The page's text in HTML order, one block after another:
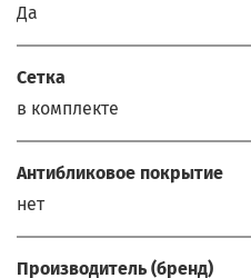
Да
Сетка
в комплекте
Антибликовое покрытие
нет
Производитель (бренд)